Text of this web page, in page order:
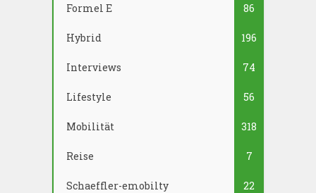
Formel E 86
Hybrid 196
Interviews 74
Lifestyle 56
Mobilität 318
Reise 7
Schaeffler-emobilty 22